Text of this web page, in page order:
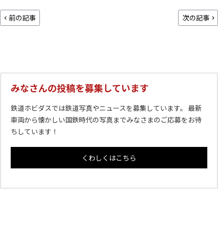
前の記事 次の記事
みなさんの投稿を募集しています
鉄道ホビダスでは鉄道写真やニュースを募集しています。 最新
車両から懐かしい国鉄時代の写真までみなさまのご応募をお待
ちしています！
くわしくはこちら